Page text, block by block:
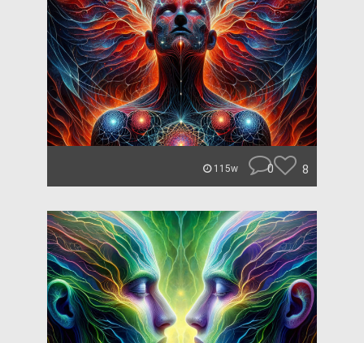
115w 0 8